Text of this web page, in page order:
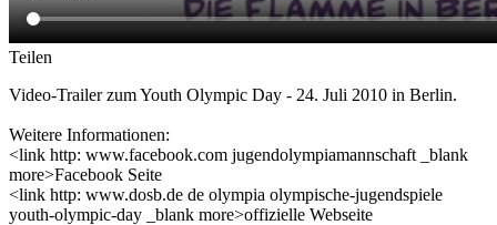
Teilen
Video-Trailer zum Youth Olympic Day - 24. Juli 2010 in Berlin.
Weitere Informationen:
<link http: www.facebook.com jugendolympiamannschaft _blank
more>Facebook Seite
<link http: www.dosb.de de olympia olympische-jugendspiele
youth-olympic-day _blank more>offizielle Webseite